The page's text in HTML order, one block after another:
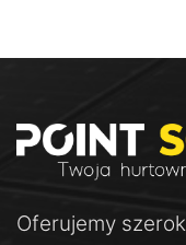
Oferujemy